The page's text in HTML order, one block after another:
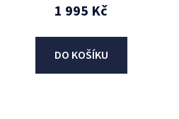
1 995 Kč
DO KOŠÍKU